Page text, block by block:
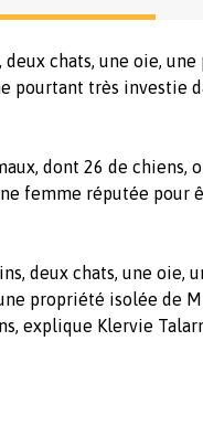
deux chats, une oie,
pourtant très investie
dont 26 de chiens,
femme réputée pour
deux chats, une oie,
propriété isolée de
explique Klervie